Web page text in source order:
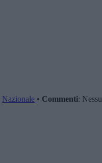
Nazionale • Commenti: